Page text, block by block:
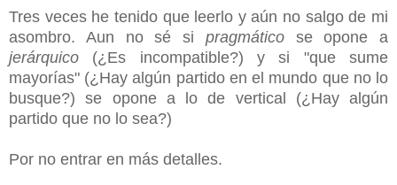
Tres veces he tenido que leerlo y aún no salgo de mi
asombro. Aun no sé si pragmático se opone a
jerárquico (¿Es incompatible?) y si "que sume
mayorías" (¿Hay algún partido en el mundo que no lo
busque?) se opone a lo de vertical (¿Hay algún
partido que no lo sea?)
Por no entrar en más detalles.